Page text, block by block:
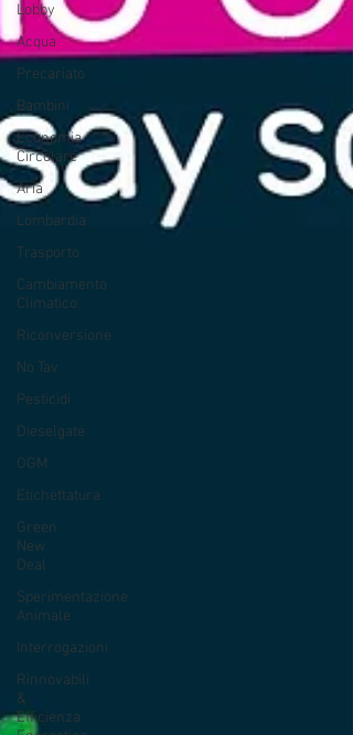
Lobby
Acqua
Precariato
Bambini
Economia
Circolare
Aria
Lombardia
Trasporto
Cambiamento
Climatico
Riconversione
No Tav
Pesticidi
Dieselgate
OGM
Etichettatura
Green
New
Deal
Sperimentazione
Animale
Interrogazioni
Rinnovabili
&
Efficienza